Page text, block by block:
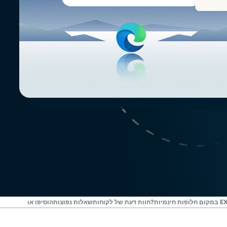
חוות דעת של לקוחותשאלות נפוצותהוסיפו את EXPRESSVPN ל-MICROSOFT EDGE עכשיו